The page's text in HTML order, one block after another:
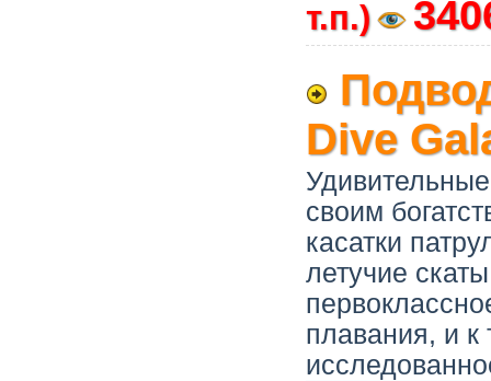
т.п.)
Dive
своим
касатки
летучие
плавания, и к